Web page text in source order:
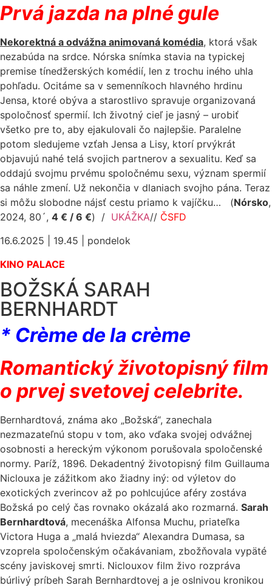
Prvá jazda na plné gule
Nekorektná a odvážna animovaná komédia, ktorá však
nezabúda na srdce. Nórska snímka stavia na typickej
premise tínedžerských komédií, len z trochu iného uhla
pohľadu. Ocitáme sa v semenníkoch hlavného hrdinu
Jensa, ktoré obýva a starostlivo spravuje organizovaná
spoločnosť spermií. Ich životný cieľ je jasný – urobiť
všetko pre to, aby ejakulovali čo najlepšie. Paralelne
potom sledujeme vzťah Jensa a Lisy, ktorí prvýkrát
objavujú nahé telá svojich partnerov a sexualitu. Keď sa
oddajú svojmu prvému spoločnému sexu, význam spermií
sa náhle zmení. Už nekončia v dlaniach svojho pána. Teraz
si môžu slobodne nájsť cestu priamo k vajíčku… (Nórsko,
2024, 80´, 4 € / 6 €) / UKÁŽKA// ČSFD
16.6.2025 | 19.45 | pondelok
KINO PALACE
BOŽSKÁ SARAH
BERNHARDT
* Crème de la crème
Romantický životopisný film
o prvej svetovej celebrite.
Bernhardtová, známa ako „Božská“, zanechala
nezmazateľnú stopu v tom, ako vďaka svojej odvážnej
osobnosti a hereckým výkonom porušovala spoločenské
normy. Paríž, 1896. Dekadentný životopisný film Guillauma
Niclouxa je zážitkom ako žiadny iný: od výletov do
exotických zverincov až po pohlcujúce aféry zostáva
Božská po celý čas rovnako okázalá ako rozmarná. Sarah
Bernhardtová, mecenáška Alfonsa Muchu, priateľka
Victora Huga a „malá hviezda“ Alexandra Dumasa, sa
vzoprela spoločenským očakávaniam, zbožňovala vypäté
scény javiskovej smrti. Niclouxov film živo rozpráva
búrlivý príbeh Sarah Bernhardtovej a je oslnivou kronikou